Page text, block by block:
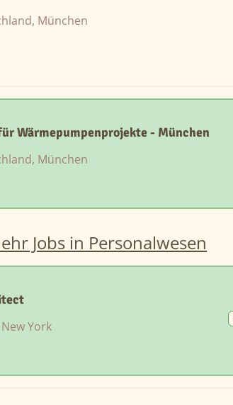
München
Wärmepumpenprojekte - München
München
Jobs in Personalwesen
York